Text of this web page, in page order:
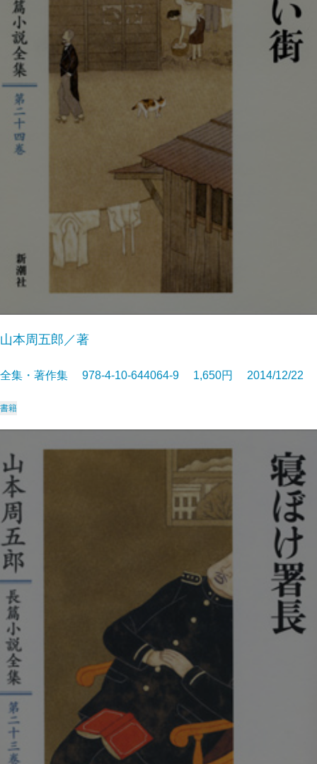
山本周五郎／著
全集・著作集 978-4-10-644064-9 1,650円 2014/12/22
書籍